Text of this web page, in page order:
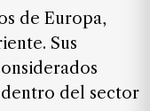
de Europa,
Sus
del sector